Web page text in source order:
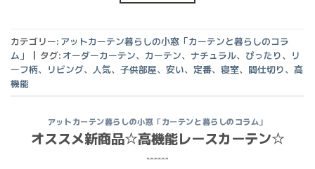
カテゴリー: アットカーテン暮らしの小窓「カーテンと暮らしのコラ
ム」
| タグ: オーダーカーテン、 カーテン、 ナチュラル、 ぴったり、 リ
ーフ柄、 リビング、 人気、 子供部屋、 安い、 定番、 寝室、 間仕切り、 高
機能
アットカーテン暮らしの小窓「カーテンと暮らしのコラム」
オススメ新商品☆高機能レースカーテン☆